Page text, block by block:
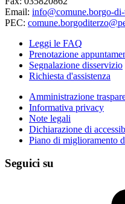
Email: info@comune.borgo-
PEC:
Leggi le FAQ
Prenotazione
Segnalazione disservizio
Richiesta d'assistenza
Amministrazione
Informativa privacy
Note legali
Dichiarazione di
Piano di miglioramento
Seguici su